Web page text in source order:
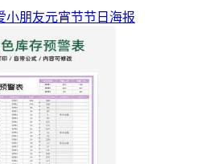
小朋友元宵节节日海报